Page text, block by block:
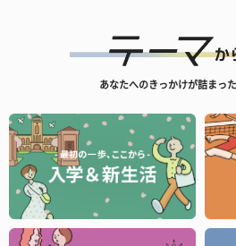
あなたへのきっかけが詰まっ